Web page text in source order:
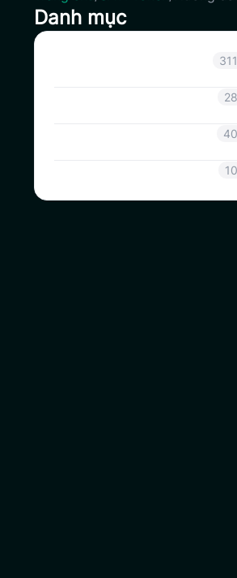
Danh mục
311
28
40
10